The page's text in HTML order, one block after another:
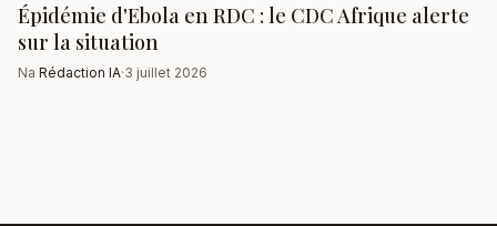
Épidémie d'Ebola en RDC : le CDC Afrique alerte
sur la situation
Na Rédaction IA·3 juillet 2026